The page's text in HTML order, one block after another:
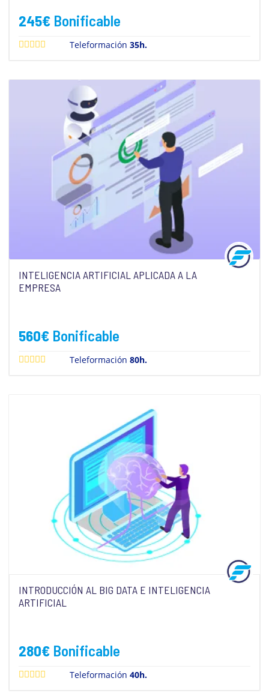
245€ Bonificable
Teleformación35h.
INTELIGENCIA ARTIFICIAL APLICADA A LA
EMPRESA
560€ Bonificable
Teleformación80h.
INTRODUCCIÓN AL BIG DATA E INTELIGENCIA
ARTIFICIAL
280€ Bonificable
Teleformación40h.